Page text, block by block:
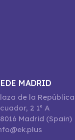
MADRID
de la
2 1º A
Madrid (Spain)